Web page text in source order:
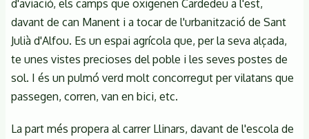
d'aviació, els camps que oxigenen Cardedeu a l'est,
davant de can Manent i a tocar de l'urbanització de Sant
Julià d'Alfou. Es un espai agrícola que, per la seva alçada,
te unes vistes precioses del poble i les seves postes de
sol. I és un pulmó verd molt concorregut per vilatans que
passegen, corren, van en bici, etc.
La part més propera al carrer Llinars, davant de l'escola de